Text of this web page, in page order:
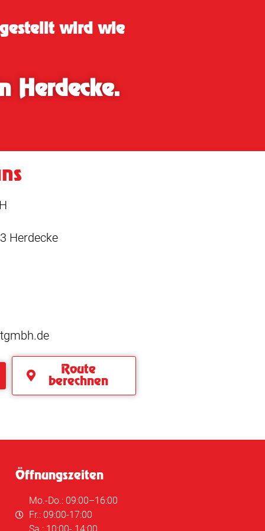
wird wie
Herdecke.
Herdecke
Route
berechnen
Öffnungszeiten
Mo.-Do.: 09:00–16:00
Fr.: 09:00-17:00